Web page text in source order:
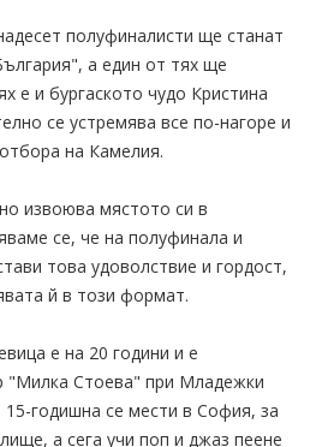
полуфиналисти ще станат
а един от тях ще
е и бургаското чудо Кристина
се устремява все по-нагоре и
на Камелия.
извоюва мястото си в
се, че на полуфинала и
това удоволствие и гордост,
й в този формат.
е на 20 години и е
"Милка Стоева" при Младежки
15-годишна се мести в София, за
а сега учи поп и джаз пеене